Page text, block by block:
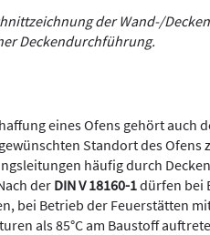
der Wand-/
Deckendurchführung.
eines Ofens gehört auch
Standort des
häufig durch
derDIN V 18160-1dürfen bei
bei Betrieb der Feuerstätten
als 85°C am Baustoff